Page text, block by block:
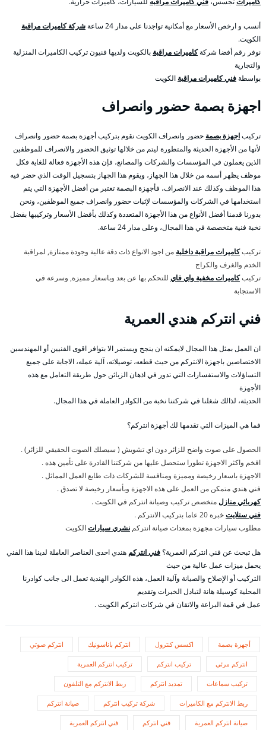
أنسب و ارخص الأسعار مع أمكانية تواجدنا على مدار 24 ساعة
شركة كاميرات مراقبة
الكويت.
نوفر رقم أفضا شركةكاميرات مراقبة بالكويت ولديها فنيون تركيب الكاميرات المنزلية
والتجارية
بواسطةفني كاميرات مراقبة الكويت
اجهزة بصمة حضور وانصراف
تركيباجهزة بصمة حضور وانصراف الكويت نقوم بتركيب أجهزة بصمة حضور وانصراف
لأنها من الأجهزة الحديثة والمتطورة ليتم من خلالها توثيق الحضور والانصراف للموظفين
الذين يعملون في المؤسسات والشركات والمصانع، فإن هذه الأجهزة فعالة للغاية فكل
موظف يظهر أسمه من خلال هذا الجهاز، ويقوم هذا الجهاز بتسجيل الوقت الذي حضر فيه
هذا الموظف وكذلك عند الانصراف، فأجهزة البصمة تعتبر من أفضل الأجهزة التي يتم
استخدامها في الشركات والمؤسسات لإثبات حضور وانصراف جميع الموظفين، ونحن
بدورنا قدمنا أفضل الأنواع من هذا الأجهزة المتعددة وكذلك بأفضل الأسعار وتركيبها بفضل
نخبة فنية متخصصة في هذا المجال، وعلى مدار 24 ساعة.
تركيبكاميرات مراقبة داخلية من اجود الانواع ذات دقة عالية وجودة ممتازة, لمراقبة
الخدم والغرف والكراج
تركيبكاميرات مخفية واي فاي للتحكم بها عن بعد وباسعار مميزة, وسرعة في
الاستجابة
فني انتركم هندي العمرية
ان العمل بمثل هذا المجال لايمكنه ان ينجح ويستمر الا بتوافر اقوى الفنيين أو المهندسين
الاختصاصين باجهزة الانتركم من حيث قطعه، توصيلاته، آلية عمله، الاجابة على جميع
التساؤلات والاستفسارات التي تدور في اذهان الزبائن حول طريقة التعامل مع هذه
الأجهزة
الحديثة، لذالك شغلنا في شركتنا نخبة من الكوادر العاملة في هذا المجال.
فما هي الميزات التي تقدمها لك أجهزة انتركم؟
الحصول على صوت واضح للزائر دون اي تشويش ( سيصلك الصوت الحقيقي للزائر) .
افخم واكثر الاجهزة تطورا ستحصل عليها من شركتنا القادرة على تأمين هذه .
الاجهزة باسعار رخيصة ومميزة ومنافسة للشركات ذات طابع العمل المماثل .
فني هندي متمكن من العمل على هذه الاجهزة وبأسعار رخيصة لا تصدق .
كهربائي منازلمتخصص تركيب وصيانة انتركم في الكويت .
فني ستلايتخبرة 20 عاما بتركيب الانتركم .
مطلوب سيارات مجهزة بمعدات صيانة انتركم نشري سياراتالكويت
هل تبحث عن فني انتركم العمرية؟ فني انتركم هندي احدى العناصر العاملة لدينا هذا الفني
يحمل ميزات عمل عالية من حيث
التركيب أو الإصلاح والصيانة وآلية العمل، هذه الكوادر الهندية تعمل الى جانب كوادرنا
المحلية كوسيلة هانة لتبادل الخبرات وتقديم
عمل في قمة البراعة والاتقان في شركات انتركم الكويت .
أجهزة بصمة اكسس كنترول انتركم باناسونيك انتركم صوتي
انتركم مرئي تركيب انتركم تركيب انتركم العمرية
تركيب سماعات تمديد انتركم ربط الانتركم مع التلفون
ربط الانتركم مع الكاميرات شركة تركيب انتركم صيانة انتركم
صيانة انتركم العمرية فني انتركم فني انتركم العمرية